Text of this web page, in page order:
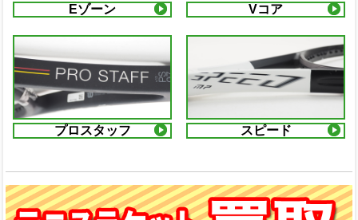
Eゾーン Vコア
プロスタッフ スピード